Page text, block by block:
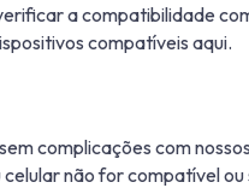
a compatibilidade
compatíveis aqui.
complicações com
celular não for compatível